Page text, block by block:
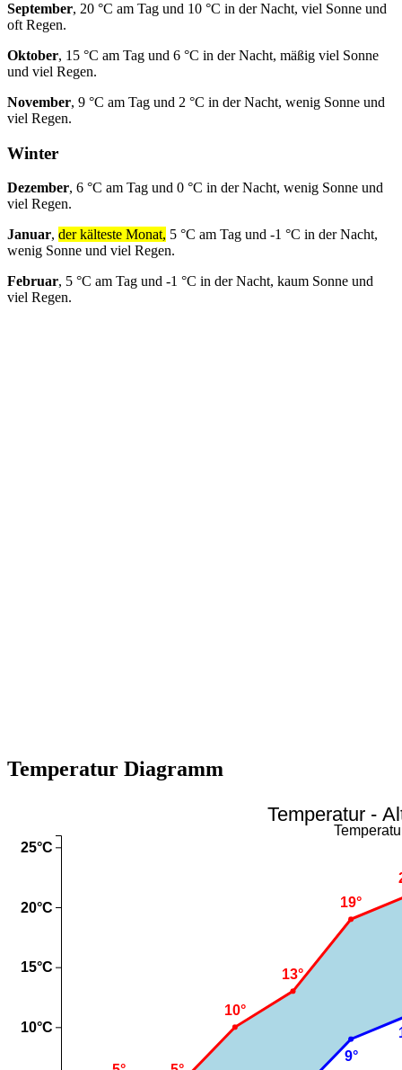
September, 20 °C am Tag und 10 °C in der Nacht, viel Sonne und
oft Regen.
Oktober, 15 °C am Tag und 6 °C in der Nacht, mäßig viel Sonne
und viel Regen.
November, 9 °C am Tag und 2 °C in der Nacht, wenig Sonne und
viel Regen.
Winter
Dezember, 6 °C am Tag und 0 °C in der Nacht, wenig Sonne und
viel Regen.
Januar, der kälteste Monat, 5 °C am Tag und -1 °C in der Nacht,
wenig Sonne und viel Regen.
Februar, 5 °C am Tag und -1 °C in der Nacht, kaum Sonne und
viel Regen.
Temperatur Diagramm